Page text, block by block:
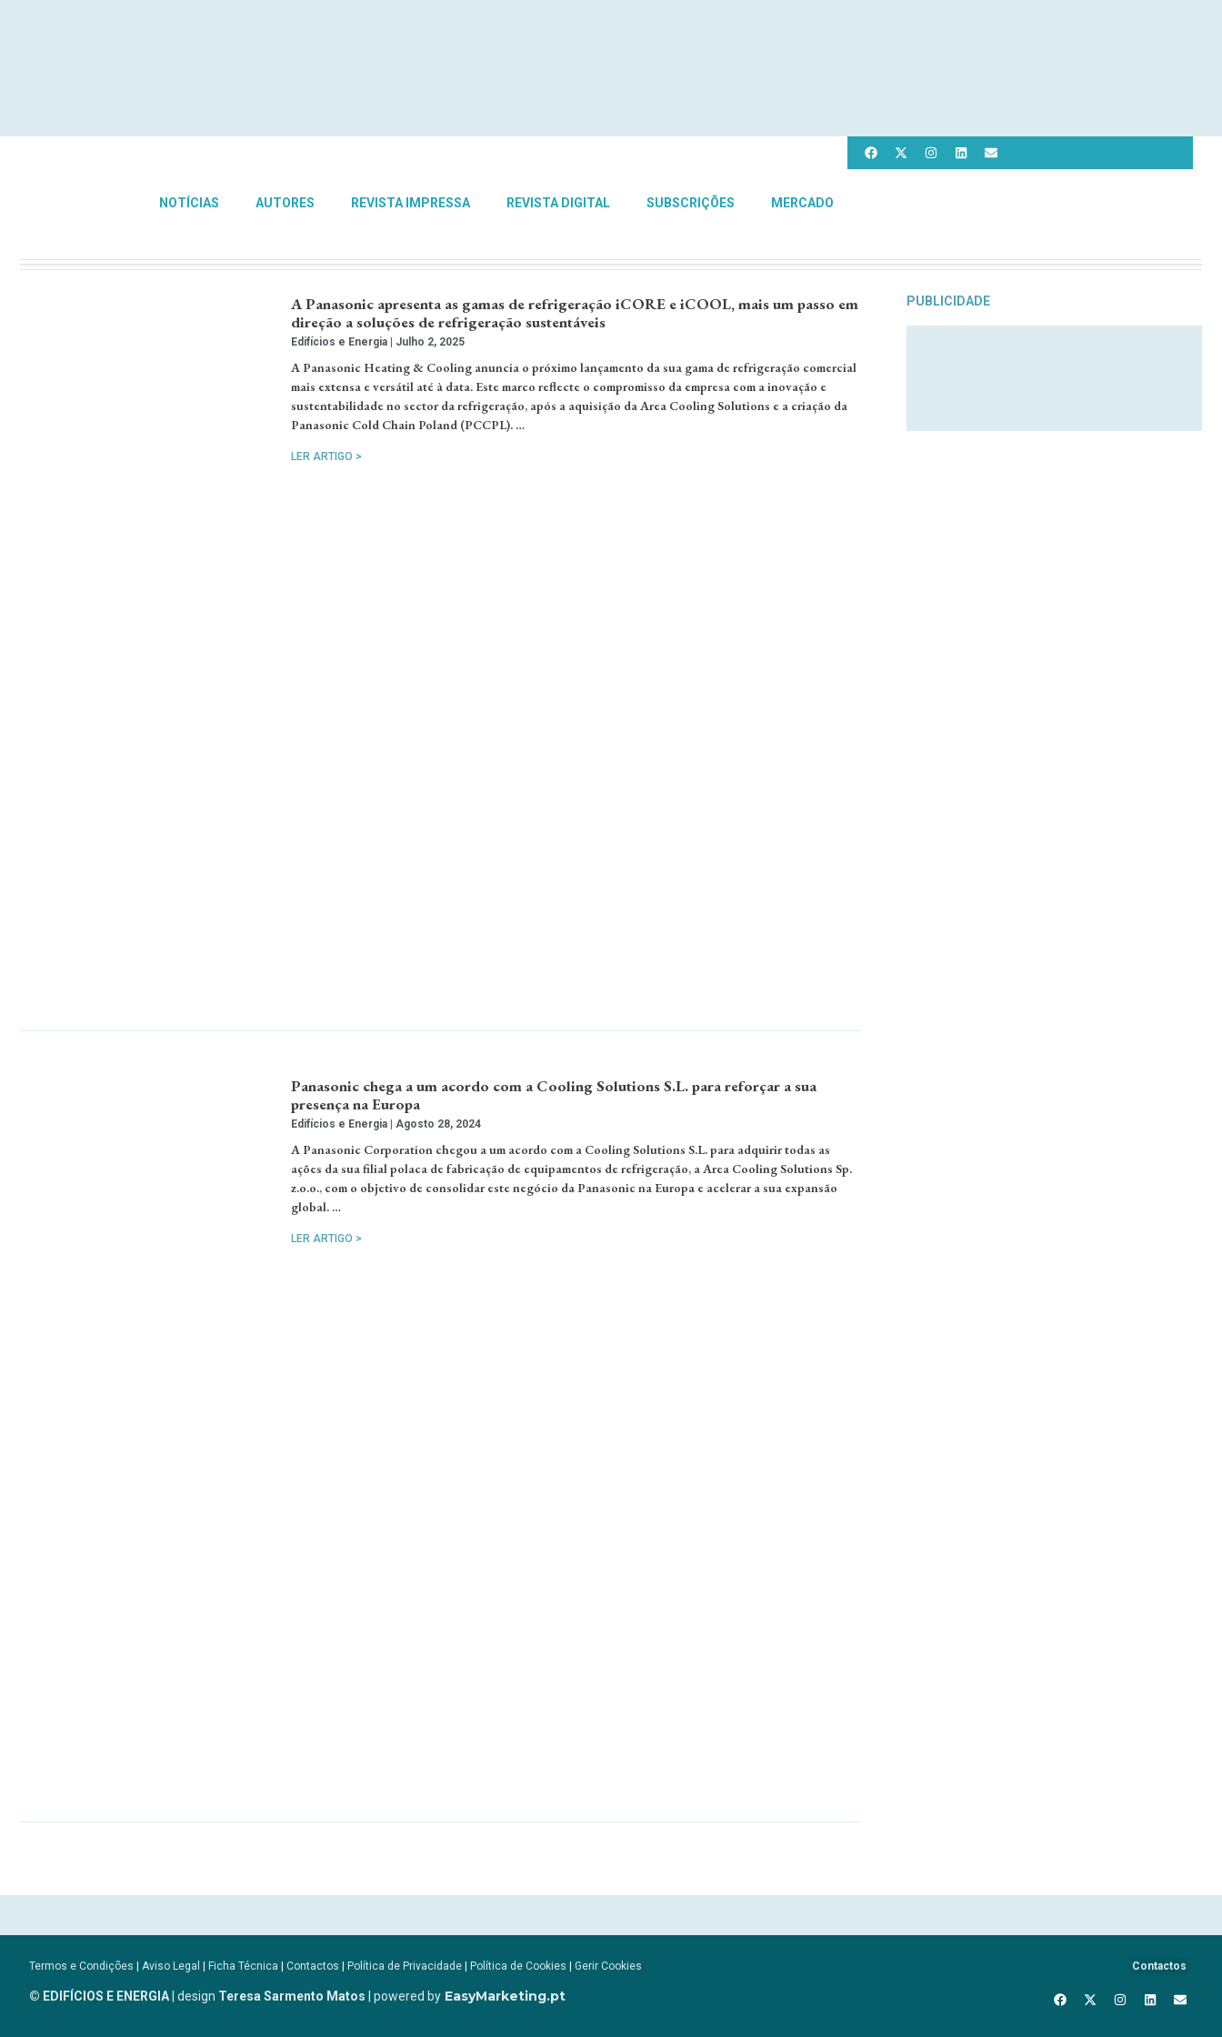
NOTÍCIAS AUTORES REVISTA IMPRESSA REVISTA DIGITAL SUBSCRIÇÕES MERCADO
A Panasonic apresenta as gamas de refrigeração iCORE e iCOOL, mais um passo em
direção a soluções de refrigeração sustentáveis
Edifícios e Energia Julho 2, 2025
A Panasonic Heating & Cooling anuncia o próximo lançamento da sua gama de refrigeração comercial
mais extensa e versátil até à data. Este marco reflecte o compromisso da empresa com a inovação e
sustentabilidade no sector da refrigeração, após a aquisição da Area Cooling Solutions e a criação da
Panasonic Cold Chain Poland (PCCPL). …
LER ARTIGO >
Panasonic chega a um acordo com a Cooling Solutions S.L. para reforçar a sua
presença na Europa
Edifícios e Energia Agosto 28, 2024
A Panasonic Corporation chegou a um acordo com a Cooling Solutions S.L. para adquirir todas as
ações da sua filial polaca de fabricação de equipamentos de refrigeração, a Area Cooling Solutions Sp.
z.o.o., com o objetivo de consolidar este negócio da Panasonic na Europa e acelerar a sua expansão
global. …
LER ARTIGO >
PUBLICIDADE
Termos e Condições | Aviso Legal | Ficha Técnica | Contactos | Política de Privacidade | Política de Cookies | Gerir Cookies
© EDIFÍCIOS E ENERGIA | design Teresa Sarmento Matos | powered by EasyMarketing.pt
Contactos